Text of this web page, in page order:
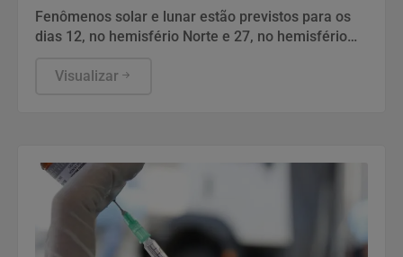
Fenômenos solar e lunar estão previstos para os
dias 12, no hemisfério Norte e 27, no hemisfério
Visualizar